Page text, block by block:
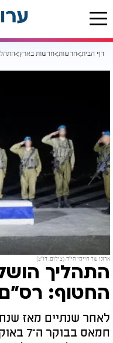
דף הבית חדשות חדשות בארץ
ארונו של חיימי הי"ד. (צילום: דו"צ)
התהליך
החטוף: רס"ם
לאחר שנתיים מאז
חמאס